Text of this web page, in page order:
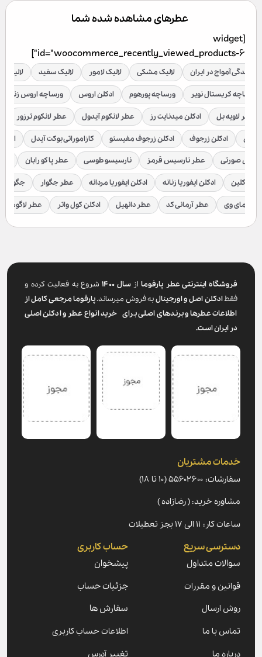
عطرهای مشاهده شده شما
[widget
id="woocommerce_recently_viewed_products-6"]
نمایندگی آمواج در ایران لالیک مشکی لالیک لامور لالیک سفید لالیک
ورساچه کریستال نویر ورساچه پورهوم ادکلن اروس ورساچه اروس زنانه
عطر لاویه بل ادکلن میدنایت رز عطر لانکوم آیدول عطر لانکوم ترزور
ادکلن زرجوف ادکلن زرجوف مفیستو کازاموراتی بوکت آیدل
صورتی عطر نارسیس قرمز نارسیسو طوسی عطر پاکو رابان
کلین ادکلن ایفوریا زنانه ادکلن ایفوریا مردانه عطر جگوار جگوار
عطر مای وی عطر آرمانی کد عطر دانهیل ادکلن کول واتر عطر لاگوست
فروشگاه اینترنتی عطر پارفوما از سال ۱۴۰۰
شروع به فعالیت کرده و
فقطادکلن اصل و اورجینالبه فروش میرساند.پارفومامرجعی کامل از
اطلاعات عطرها و برندهای اصلی برای خرید انواع عطر و ادکلن اصلی
در ایران است.
خدمات مشتریان
سفارشات: ۵۵۶۰۲۶۰۰ (۱۰ تا ۱۸)
مشاوره خرید: ( رضازاده )
ساعات کار: ۱۱ الی ۱۷ بجز تعطیلات
دسترسی سریع
سوالات متداول
قوانین و مقررات
روش ارسال
تماس با ما
درباره ما
حساب کاربری
پیشخوان
جزئیات حساب
سفارش ها
اطلاعات حساب کاربری
تغییر آدرس